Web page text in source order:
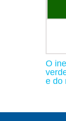
O
e do